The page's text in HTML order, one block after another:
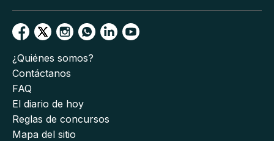
¿Quiénes somos?
Contáctanos
FAQ
El diario de hoy
Reglas de concursos
Mapa del sitio